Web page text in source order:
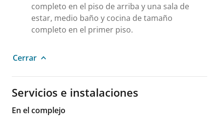
completo en el piso de arriba y una sala de
estar, medio baño y cocina de tamaño
completo en el primer piso.
Cerrar
Servicios e instalaciones
En el complejo